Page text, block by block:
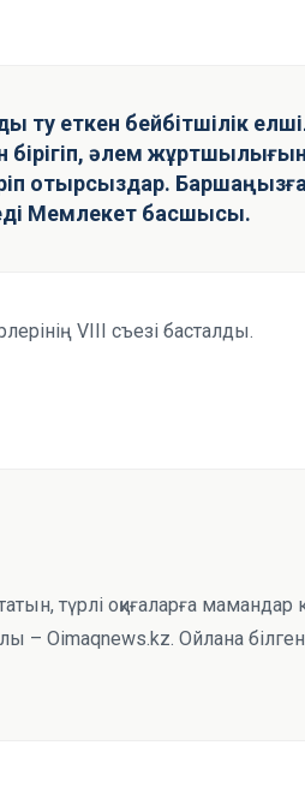
ту еткен бейбітшілік
бірігіп, әлем жұртшылығын
отырсыздар. Баршаңызға
Мемлекет басшысы.
VIII съезі басталды.
түрлі оқиғаларға мамандар
– Oimaqnews.kz. Ойлана